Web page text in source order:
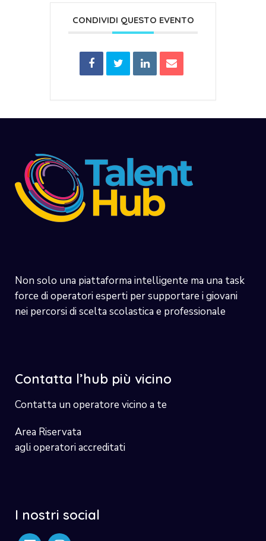
CONDIVIDI QUESTO EVENTO
Non solo una piattaforma intelligente ma una task
force di operatori esperti per supportare i giovani
nei percorsi di scelta scolastica e professionale
Contatta l’hub più vicino
Contatta un operatore vicino a te
Area Riservata
agli operatori accreditati
I nostri social